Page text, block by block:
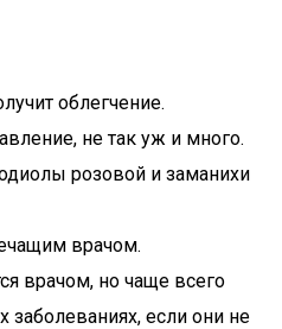
облегчение.
не так уж и много.
розовой и заманихи
врачом.
врачом, но чаще всего
если они не